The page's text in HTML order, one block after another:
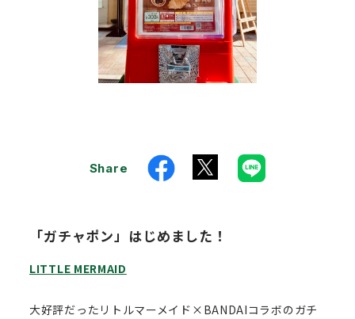
Share
「ガチャポン」はじめました！
LITTLE MERMAID
大好評だったリトルマーメイド×BANDAIコラボのガチ